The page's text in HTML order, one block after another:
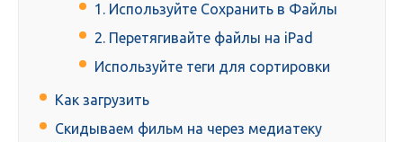
1. Используйте Сохранить в Файлы
2. Перетягивайте файлы на iPad
Используйте теги для сортировки
Как загрузить
Скидываем фильм на через медиатеку